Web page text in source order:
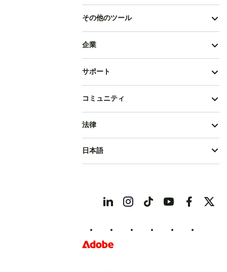
その他のツール
企業
サポート
コミュニティ
法律
日本語